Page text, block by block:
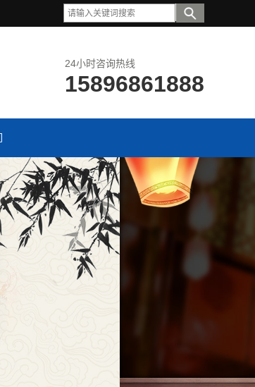
24小时咨询热线
15896861888